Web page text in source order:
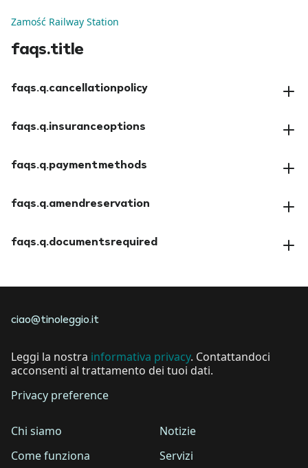
Zamość Railway Station
faqs.title
faqs.q.cancellationpolicy
faqs.q.insuranceoptions
faqs.q.paymentmethods
faqs.q.amendreservation
faqs.q.documentsrequired
ciao@tinoleggio.it
Leggi la nostra informativa privacy. Contattandoci
acconsenti al trattamento dei tuoi dati.
Privacy preference
Chi siamo
Come funziona
Notizie
Servizi